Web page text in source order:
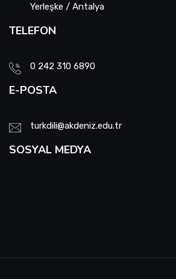
Yerleşke / Antalya
TELEFON
0 242 310 6890
E-POSTA
turkdili@akdeniz.edu.tr
SOSYAL MEDYA